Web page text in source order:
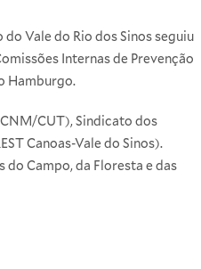
Vale do Rio dos Sinos seguiu
Internas de Prevenção
Hamburgo.
CUT), Sindicato dos
Canoas-Vale do Sinos).
Campo, da Floresta e das